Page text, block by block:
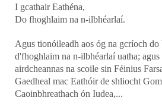
I gcathair Eathéna,
Do fhoghlaim na n-ilbhéarlaí.
Agus tionóileadh aos óg na gcríoch do
d'fhoghlaim na n-ilbhéarlaí uatha;
airdcheannas na scoile sin Féinius
Gaedheal mac Eathóir de shliocht
Caoinbhreathach ón Iudea,...